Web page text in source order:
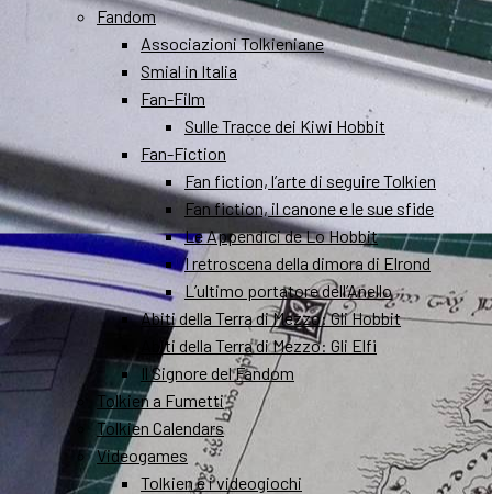
Fandom
Associazioni Tolkieniane
Smial in Italia
Fan-Film
Sulle Tracce dei Kiwi Hobbit
Fan-Fiction
Fan fiction, l’arte di seguire Tolkien
Fan fiction, il canone e le sue sfide
Le Appendici de Lo Hobbit
I retroscena della dimora di Elrond
L’ultimo portatore dell’Anello
Abiti della Terra di Mezzo: Gli Hobbit
Abiti della Terra di Mezzo: Gli Elfi
Il Signore del Fandom
Tolkien a Fumetti
Tolkien Calendars
Videogames
Tolkien e i videogiochi